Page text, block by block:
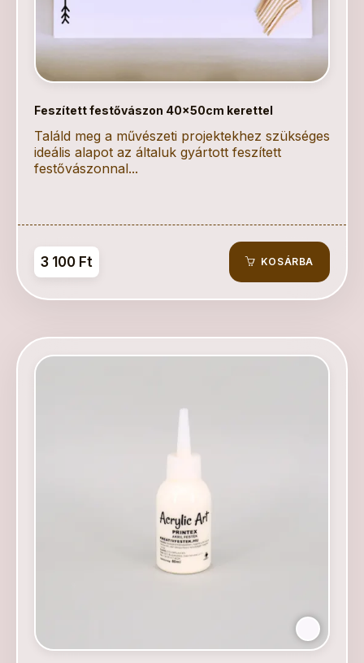
Feszített festővászon 40x50cm kerettel
Találd meg a művészeti projektekhez szükséges
ideális alapot az általuk gyártott feszített
festővászonnal...
3 100 Ft KOSÁRBA